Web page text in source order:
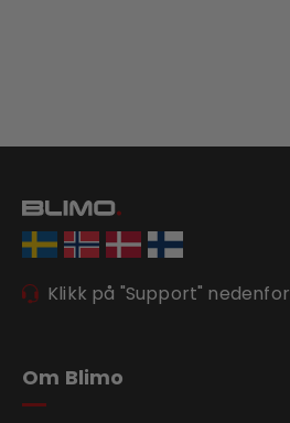
Klikk på "Support" nedenfor
Om Blimo